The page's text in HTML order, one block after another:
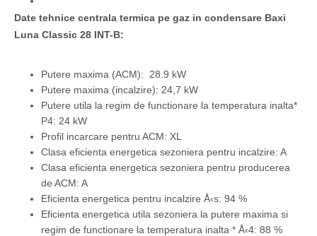
Date tehnice centrala termica pe gaz in condensare Baxi
Luna Classic 28 INT-B:
Putere maxima (ACM): 28.9 kW
Putere maxima (incalzire): 24,7 kW
Putere utila la regim de functionare la temperatura inalta*
P4: 24 kW
Profil incarcare pentru ACM: XL
Clasa eficienta energetica sezoniera pentru incalzire: A
Clasa eficienta energetica sezoniera pentru producerea
de ACM: A
Eficienta energetica pentru incalzire Å‹s: 94 %
Eficienta energetica utila sezoniera la putere maxima si
regim de functionare la temperatura inalta *Å‹4: 88 %